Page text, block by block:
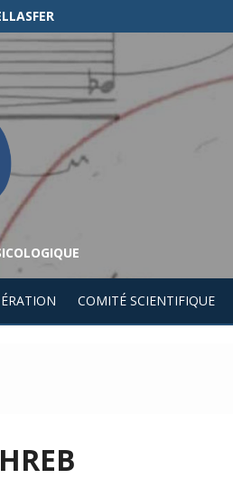
TUNISIENNE)
COMITÉ SCIENTIFIQUE